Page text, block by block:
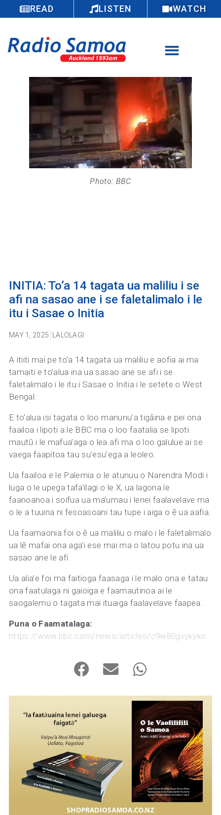
READ LISTEN WATCH
Photo: BBC
INITIA: To’a 14 tagata ua maliliu i se
afi na sasao ane i se faletalimalo i le
itu i Sasae o Initia
MAY 1, 2025 LALOLAGI
A itiiti mai pe to’a 14 tagata ua maliliu e aofia ai ma
tamaiti e to’alua ina ua sasao ane se afi i se
faletalimalo i le itu i Sasae o Initia i le setete o West
Bengal.
E to’alua isi tagata o loo manunu’a tigāina e pei ona
faailoa i lipoti a le BBC ma o loo faatalia se lipoti
mautū i le mafua’aga o lea afi ma o loo galulue ai se
vaega faapitoa tau su’esu’ega a leoleo.
Ua faailoa e le Palemia o le atunuu o Narendra Modi i
luga o le upega tafa’ilagi o le X, ua lagona le
faanoanoa i soifua ua ma’umau i lenei faalavelave ma
o le a tuuina ni fesoasoani tau tupe i aiga o ē ua aafia.
Ua faamaonia foi o ē ua maliliu o malo i le faletalimalo
ua lē mafai ona aga’i ese mai ma o latou potu ina ua
sasao ane le afi.
Ua alia’e foi ma faitioga faasaga i le malo ona e tatau
ona faatulaga ni gaioiga e faamautinoa ai le
saogalemu o tagata mai ituaiga faalavelave faapea.
Puna o Faamatalaga:
https://www.bbc.com/news/articles/c9w80gvykyxo